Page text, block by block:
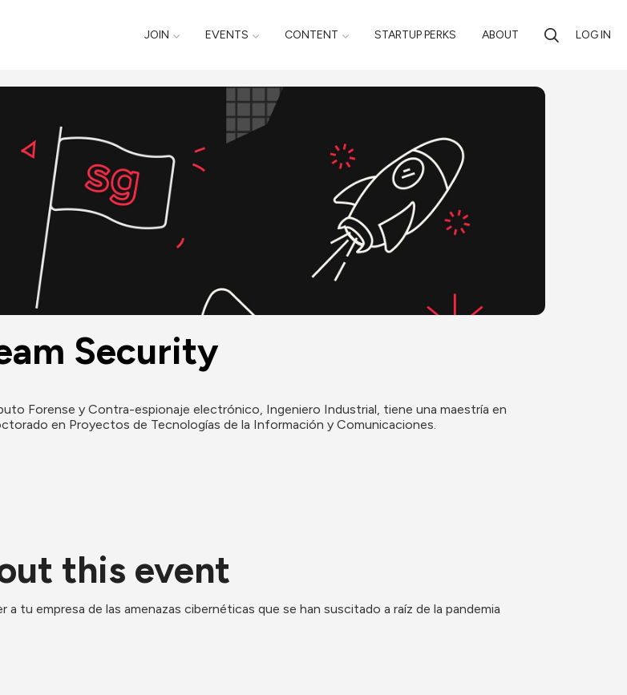
JOIN EVENTS CONTENT STARTUP PERKS ABOUT LOG IN
Security
Forense y Contra-espionaje electrónico, Ingeniero Industrial, tiene una maestría en
en Proyectos de Tecnologías de la Información y Comunicaciones.
this event
empresa de las amenazas cibernéticas que se han suscitado a raíz de la pandemia